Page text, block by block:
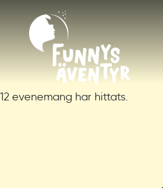
12 evenemang har hittats.